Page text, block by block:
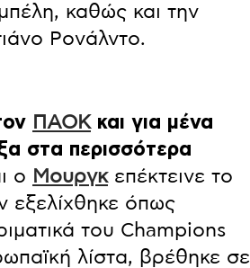
καθώς και την
Ρονάλντο.
ΠΑΟΚκαι για μένα
στα περισσότερα
ο Μουργκεπέκτεινε το
εξελίχθηκε όπως
του Champions
λίστα, βρέθηκε σε